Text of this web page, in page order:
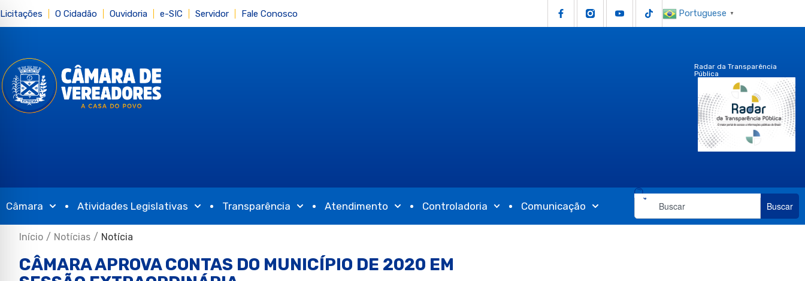
Licitações O Cidadão Ouvidoria e-SIC Servidor Fale Conosco Portuguese ▼
Radar da Transparência
Pública
Câmara Atividades Legislativas Transparência Atendimento Controladoria Comunicação Buscar
Início / Notícias / Notícia
CÂMARA APROVA CONTAS DO MUNICÍPIO DE 2020 EM